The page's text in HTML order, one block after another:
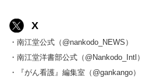
X
・南江堂公式（@nankodo_NEWS）
・南江堂洋書部公式（@Nankodo_Intl）
・『がん看護』編集室（@gankango）